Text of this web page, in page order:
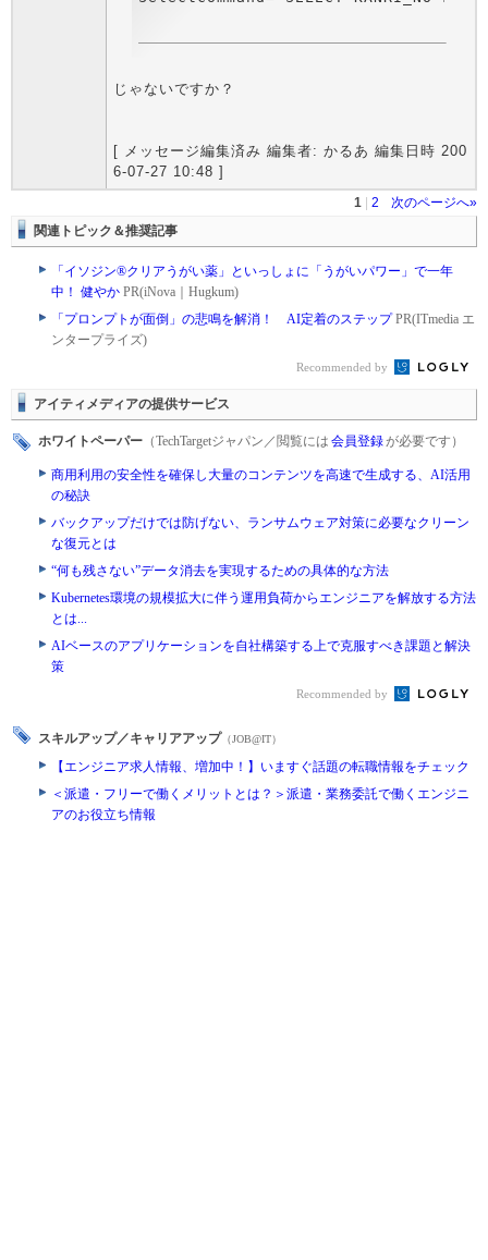
じゃないですか？
[ メッセージ編集済み 編集者: かるあ 編集日時 200
6-07-27 10:48 ]
1 2
次のページへ»
関連トピック＆推奨記事
「イソジン®クリアうがい薬」といっしょに「うがいパワー」で一年
中！ 健やか PR(iNova｜Hugkum)
「プロンプトが面倒」の悲鳴を解消！ AI定着のステップPR(ITmedia エ
ンタープライズ)
Recommended by
アイティメディアの提供サービス
ホワイトペーパー （TechTargetジャパン／閲覧には 会員登録が必要です）
商用利用の安全性を確保し大量のコンテンツを高速で生成する、AI活用
の秘訣
バックアップだけでは防げない、ランサムウェア対策に必要なクリーン
な復元とは
“何も残さない”データ消去を実現するための具体的な方法
Kubernetes環境の規模拡大に伴う運用負荷からエンジニアを解放する方法
とは...
AIベースのアプリケーションを自社構築する上で克服すべき課題と解決
策
Recommended by
スキルアップ／キャリアアップ （JOB@IT）
【エンジニア求人情報、増加中！】いますぐ話題の転職情報をチェック
＜派遣・フリーで働くメリットとは？＞派遣・業務委託で働くエンジニ
アのお役立ち情報